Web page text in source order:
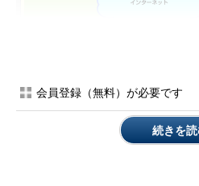
会員登録（無料）が必要です
続きを